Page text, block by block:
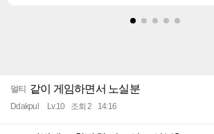
멀티 같이 게임하면서 노실분
Ddakpul Lv.10 조회 2 14:16